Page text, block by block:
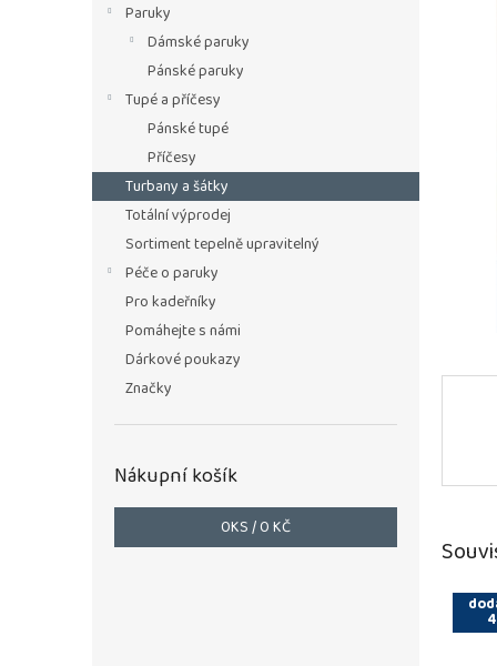
n
e
Paruky
Dámské paruky
Pánské paruky
Tupé a příčesy
Pánské tupé
Příčesy
Turbany a šátky
Totální výprodej
Sortiment tepelně upravitelný
Péče o paruky
Pro kadeřníky
Pomáhejte s námi
Dárkové poukazy
Značky
Nákupní košík
0KS /0 KČ